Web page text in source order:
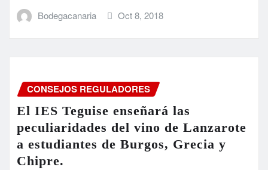
Bodegacanaria Oct 8, 2018
CONSEJOS REGULADORES
El IES Teguise enseñará las
peculiaridades del vino de Lanzarote
a estudiantes de Burgos, Grecia y
Chipre.